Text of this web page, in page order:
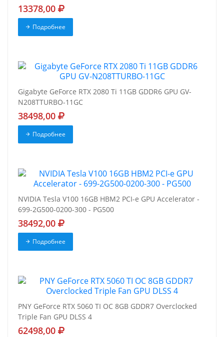
13378,00
Подробнее
Gigabyte GeForce RTX 2080 Ti 11GB GDDR6 GPU GV-
N208TTURBO-11GC
38498,00
Подробнее
NVIDIA Tesla V100 16GB HBM2 PCI-e GPU Accelerator -
699-2G500-0200-300 - PG500
38492,00
Подробнее
PNY GeForce RTX 5060 TI OC 8GB GDDR7 Overclocked
Triple Fan GPU DLSS 4
62498,00